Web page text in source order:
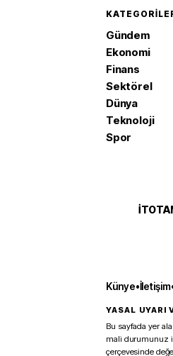
Gündem
Ekonomi
Finans
Sektörel
Dünya
Teknoloji
Spor
Künye•İletişim
YASAL UYARI
Bu sayfada yer
mali durumunuz
çerçevesinde